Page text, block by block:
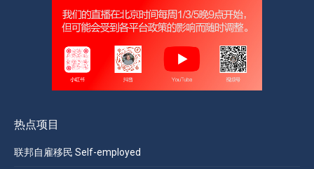
热点项目
联邦自雇移民 Self-employed